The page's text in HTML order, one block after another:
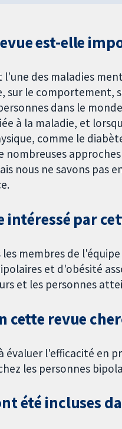
est-elle
des maladies
sur le
dans le
à la maladie, et
comme le
nombreuses
nous ne savons pas
par
membres de
et d'obésité
et les personnes
cette revue
évaluer l'efficacité en
les personnes
été incluses